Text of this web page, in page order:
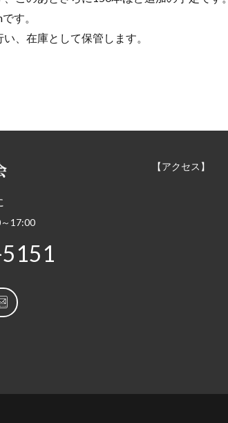
す。
、在庫として保管します。
17:00
【アクセス】